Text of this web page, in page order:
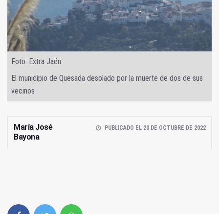
Foto: Extra Jaén
El municipio de Quesada desolado por la muerte de dos de sus
vecinos
María José
Bayona
PUBLICADO EL 20 DE OCTUBRE DE 2022